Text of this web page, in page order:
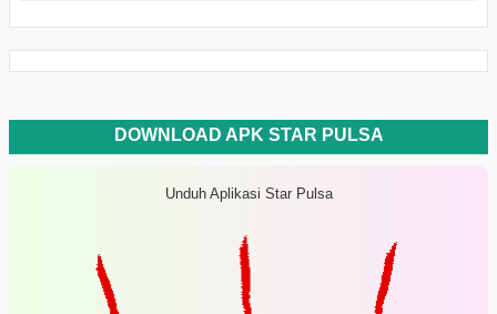
DOWNLOAD APK STAR PULSA
Unduh Aplikasi Star Pulsa